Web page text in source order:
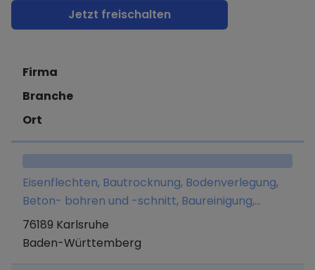
Jetzt freischalten
Firma
Branche
Ort
Eisenflechten, Bautrocknung, Bodenverlegung,
Beton- bohren und -schnitt, Baureinigung,
Einbau genormter Baufertigteile,
Bauhilfsarbeiten, Entrümpelungs- und
76189 Karlsruhe
Baden-Württemberg